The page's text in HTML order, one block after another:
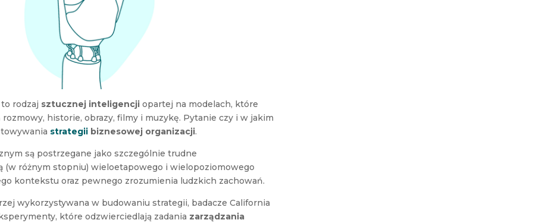
rodzaj sztucznej inteligencji opartej na modelach, które
historie, obrazy, filmy i muzykę. Pytanie czy i w jakim
strategii biznesowej organizacji.
są postrzegane jako szczególnie trudne
(w różnym stopniu) wieloetapowego i wielopoziomowego
kontekstu oraz pewnego zrozumienia ludzkich zachowań.
wykorzystywana w budowaniu strategii, badacze California
które odzwierciedlają zadania zarządzania